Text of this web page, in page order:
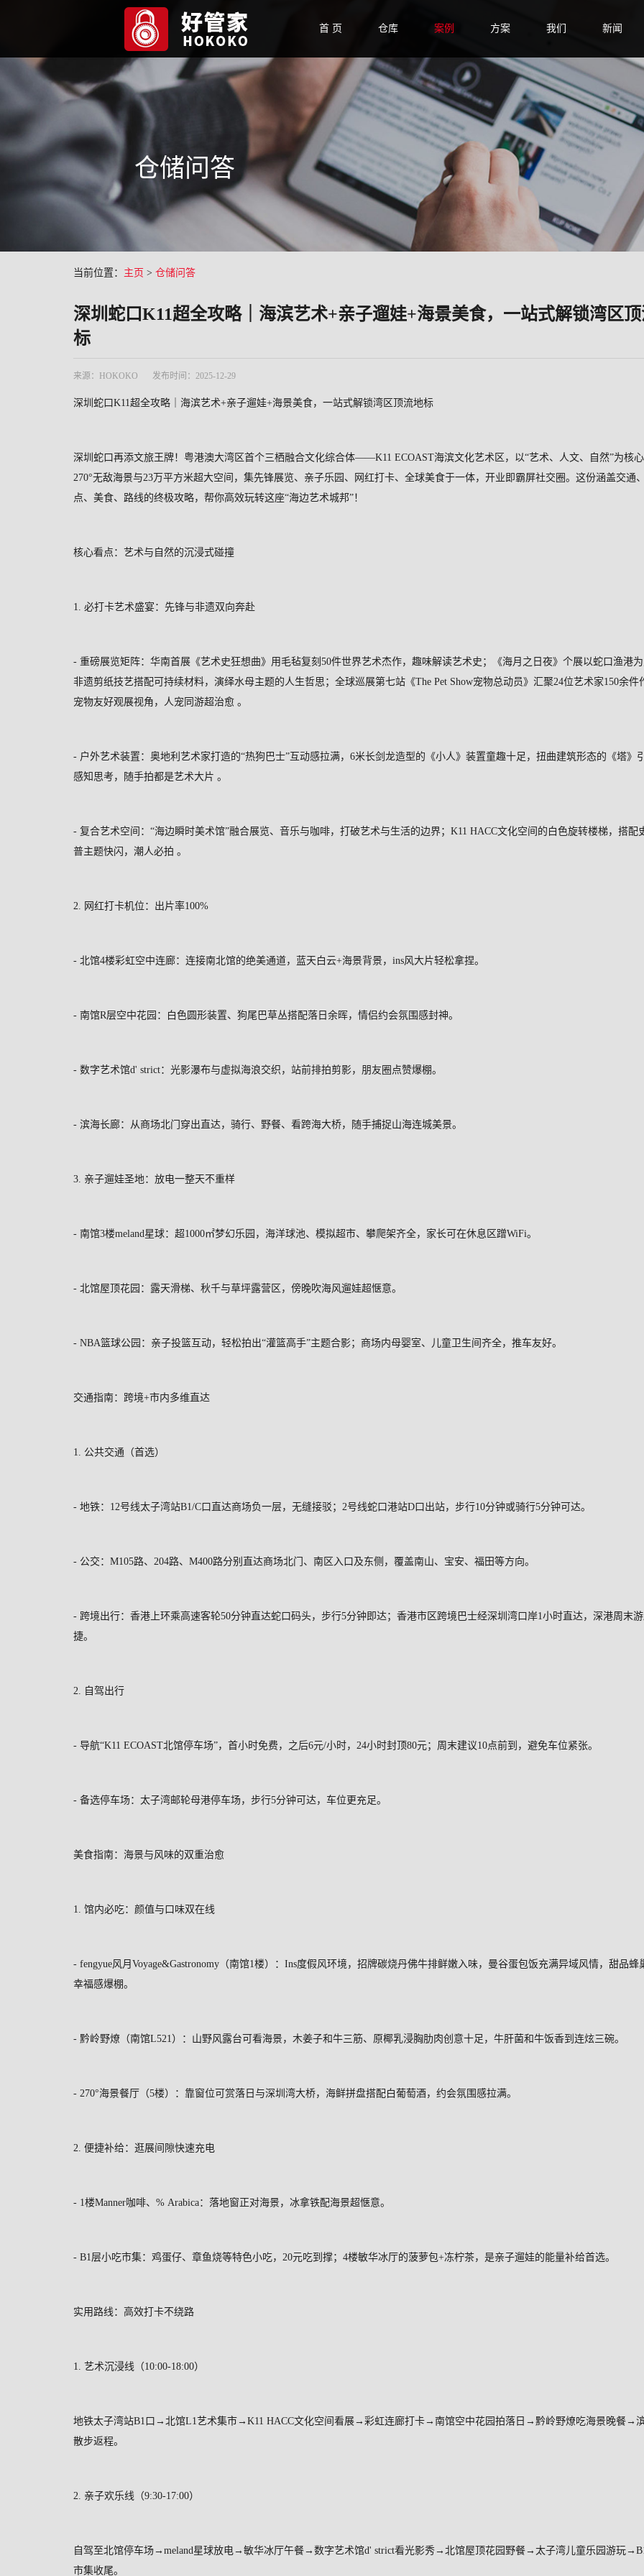
首 页 仓库 案例 方案 我们 新闻
仓储问答
当前位置： 主页 > 仓储问答
深圳蛇口K11超全攻略｜海滨艺术+亲子遛娃+海景美食，一站式解锁湾区
标
来源：HOKOKO 发布时间：2025-12-29
深圳蛇口K11超全攻略｜海滨艺术+亲子遛娃+海景美食，一站式解锁湾区顶流地标
深圳蛇口再添文旅王牌！粤港澳大湾区首个三栖融合文化综合体——K11 ECOAST海滨文化艺术区，以“艺术、人文、自然”为核
270°无敌海景与23万平方米超大空间，集先锋展览、亲子乐园、网红打卡、全球美食于一体，开业即霸屏社交圈。这份涵盖交通
点、美食、路线的终极攻略，帮你高效玩转这座“海边艺术城邦”！
核心看点：艺术与自然的沉浸式碰撞
1. 必打卡艺术盛宴：先锋与非遗双向奔赴
- 重磅展览矩阵：华南首展《艺术史狂想曲》用毛毡复刻 50件世界艺术杰作，趣味解读艺术史；《海月之日夜》个展以蛇口渔港
非遗剪纸技艺搭配可持续材料，演绎水母主题的人生哲思；全球巡展第七站《The Pet Show宠物总动员》汇聚24位艺术家150余件
宠物友好观展视角，人宠同游超治愈 。
- 户外艺术装置：奥地利艺术家打造的“热狗巴士”互动感拉满， 6米长剑龙造型的《小人》装置童趣十足，扭曲建筑形态的《塔》
感知思考，随手拍都是艺术大片 。
- 复合艺术空间：“海边瞬时美术馆”融合展览、音乐与咖啡，打破艺术与生活的边界； K11 HACC文化空间的白色旋转楼梯，搭配
普主题快闪，潮人必拍 。
2. 网红打卡机位：出片率100%
- 北馆4楼彩虹空中连廊：连接南北馆的绝美通道，蓝天白云+海景背景， ins风大片轻松拿捏。
- 南馆R层空中花园：白色圆形装置、狗尾巴草丛搭配落日余晖，情侣约会氛围感封神。
- 数字艺术馆d' strict：光影瀑布与虚拟海浪交织，站前排拍剪影，朋友圈点赞爆棚。
- 滨海长廊：从商场北门穿出直达，骑行、野餐、看跨海大桥，随手捕捉山海连城美景。
3. 亲子遛娃圣地：放电一整天不重样
- 南馆3楼meland星球：超1000㎡梦幻乐园，海洋球池、模拟超市、攀爬架齐全，家长可在休息区蹭WiFi。
- 北馆屋顶花园：露天滑梯、秋千与草坪露营区，傍晚吹海风遛娃超惬意。
- NBA篮球公园：亲子投篮互动，轻松拍出“灌篮高手”主题合影；商场内母婴室、儿童卫生间齐全，推车友好。
交通指南：跨境+市内多维直达
1. 公共交通（首选）
- 地铁： 12号线太子湾站B1/C口直达商场负一层，无缝接驳； 2号线蛇口港站D口出站，步行10分钟或骑行5分钟可达。
- 公交： M105路、 204路、 M400路分别直达商场北门、南区入口及东侧，覆盖南山、宝安、福田等方向。
- 跨境出行：香港上环乘高速客轮50分钟直达蛇口码头，步行5分钟即达；香港市区跨境巴士经深圳湾口岸1小时直达，深港周末
捷。
2. 自驾出行
- 导航“K11 ECOAST北馆停车场”，首小时免费，之后6元/小时， 24小时封顶80元；周末建议10点前到，避免车位紧张。
- 备选停车场：太子湾邮轮母港停车场，步行5分钟可达，车位更充足。
美食指南：海景与风味的双重治愈
1. 馆内必吃：颜值与口味双在线
- fengyue风月 Voyage&Gastronomy （南馆1楼）： Ins度假风环境，招牌碳烧丹佛牛排鲜嫩入味，曼谷蛋包饭充满异域风情，甜品蜂
幸福感爆棚。
- 黔岭野燎（南馆L521）：山野风露台可看海景，木姜子和牛三筋、原椰乳浸胸肋肉创意十足，牛肝菌和牛饭香到连炫三碗。
- 270°海景餐厅（5楼）：靠窗位可赏落日与深圳湾大桥，海鲜拼盘搭配白葡萄酒，约会氛围感拉满。
2. 便捷补给：逛展间隙快速充电
- 1楼Manner咖啡、 % Arabica：落地窗正对海景，冰拿铁配海景超惬意。
- B1层小吃市集：鸡蛋仔、章鱼烧等特色小吃， 20元吃到撑； 4楼敏华冰厅的菠萝包+冻柠茶，是亲子遛娃的能量补给首选。
实用路线：高效打卡不绕路
1. 艺术沉浸线（10:00-18:00）
地铁太子湾站B1 口→北馆L1艺术集市→ K11 HACC文化空间看展→彩虹连廊打卡→南馆空中花园拍落日→黔岭野燎吃海景晚餐→
散步返程。
2. 亲子欢乐线（9:30-17:00）
自驾至北馆停车场→ meland星球放电→敏华冰厅午餐→数字艺术馆d' strict看光影秀→北馆屋顶花园野餐→太子湾儿童乐园游玩→
市集收尾。